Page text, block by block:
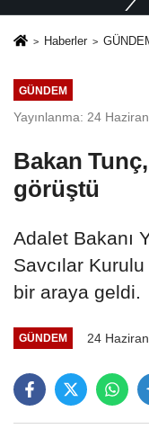
Haberler
GÜNDEM
Yayınlanma: 24
Bakan
görüştü
Adalet Bakanı
Savcılar
bir araya geldi.
GÜNDEM 24